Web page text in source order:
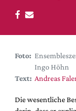
DdB-map
Festival-Planer
Alle Hefte
Foto:
Ingo Höhn
Text: Andreas
Die wesentliche